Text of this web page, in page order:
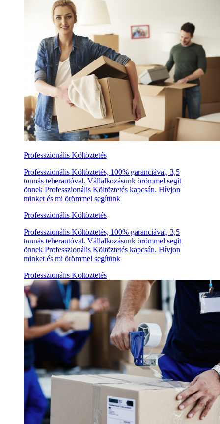
Professzionális Költöztetés
Professzionális Költöztetés, 100% garanciával, 3,5
tonnás teherautóval. Vállalkozásunk örömmel segít
önnek Professzionális Költöztetés kapcsán. Hívjon
minket és mi örömmel segítünk
Professzionális Költöztetés
Professzionális Költöztetés, 100% garanciával, 3,5
tonnás teherautóval. Vállalkozásunk örömmel segít
önnek Professzionális Költöztetés kapcsán. Hívjon
minket és mi örömmel segítünk
Professzionális Költöztetés